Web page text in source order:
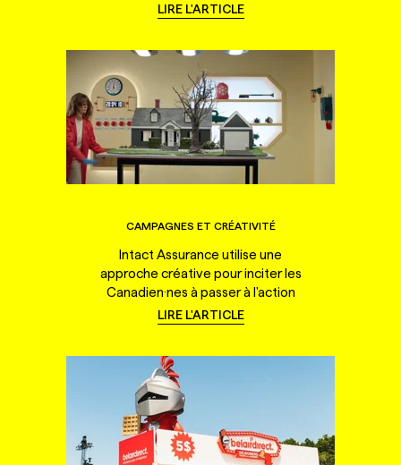
LIRE L'ARTICLE
CAMPAGNES ET CRÉATIVITÉ
Intact Assurance utilise une
approche créative pour inciter les
Canadien·nes à passer à l'action
LIRE L'ARTICLE